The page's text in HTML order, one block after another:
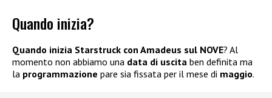
Quando inizia?
Quando inizia Starstruck con Amadeus sul NOVE? Al
momento non abbiamo una data di uscita ben definita ma
la programmazione pare sia fissata per il mese di maggio.